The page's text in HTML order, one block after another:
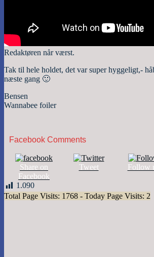
Redaktøren når værst.
Tak til hele holdet, det var super hyggeligt,-
næste gang 🙂
Bensen
Wannabee foiler
Facebook Comments
Share on
Facebook
Tweet Follow
1.090
Total Page Visits: 1768 - Today Page Visits: 2